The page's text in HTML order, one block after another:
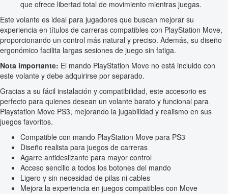
que ofrece libertad total de movimiento mientras juegas.
Este volante es ideal para jugadores que buscan mejorar su
experiencia en títulos de carreras compatibles con PlayStation Move,
proporcionando un control más natural y preciso. Además, su diseño
ergonómico facilita largas sesiones de juego sin fatiga.
Nota importante: El mando PlayStation Move no está incluido con
este volante y debe adquirirse por separado.
Gracias a su fácil instalación y compatibilidad, este accesorio es
perfecto para quienes desean un volante barato y funcional para
Playstation Move PS3, mejorando la jugabilidad y realismo en sus
juegos favoritos.
Compatible con mando PlayStation Move para PS3
Diseño realista para juegos de carreras
Agarre antideslizante para mayor control
Acceso sencillo a todos los botones del mando
Ligero y sin necesidad de pilas ni cables
Mejora la experiencia en juegos compatibles con Move